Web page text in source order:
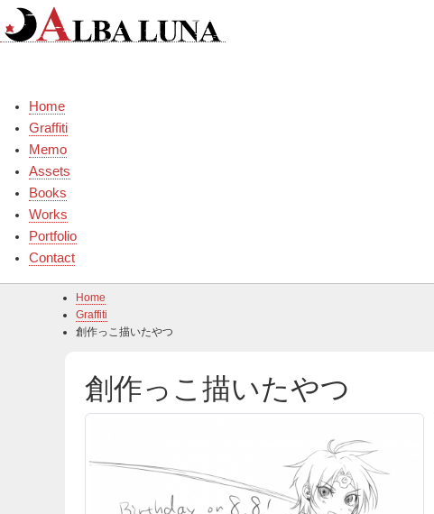
Skip
to
Home
Graffiti
Memo
Assets
Books
Works
Portfolio
Contact
Home
Graffiti
創作っこ描いたやつ
創作っこ描いたやつ